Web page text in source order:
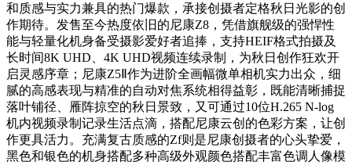
和质感与实力兼具的热门爆款，承接创摄者定格秋日光影的创
作期待。发售至今热度依旧的尼康Z8，凭借旗舰级的强悍性
能与轻量化机身备受摄影爱好者追捧，支持HEIF格式拍摄及
长时间8K UHD、4K UHD视频连续录制，为秋日创作狂欢开
启灵感序章；尼康Z5Ⅱ作为进阶全画幅微单相机实力出众，细
腻的高感表现与精准的自动对焦系统相得益彰，既能清晰捕捉
落叶铺径、雁阵掠空的秋日景致，又可通过10位H.265 N-log
机内视频录制记录生活点滴，搭配尼康云创的色彩方案，让创
作更具活力。充满复古质感的Zf则是尼康创摄者的心头挚爱，
黑色和银色的机身搭配多种高级外观颜色搭配丰富色调人像模